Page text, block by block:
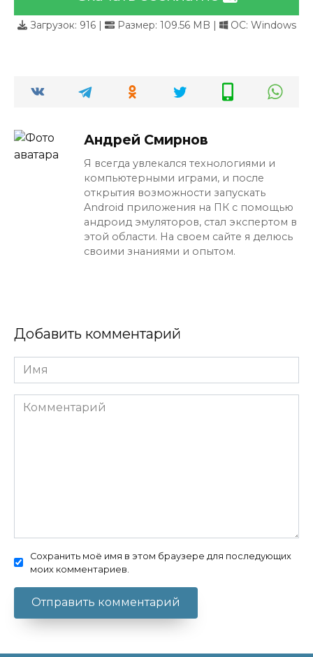
Загрузок: 916| Размер: 109.56 MB | ОС: Windows
Андрей Смирнов
Я всегда увлекался технологиями и
компьютерными играми, и после
открытия возможности запускать
Android приложения на ПК с помощью
андроид эмуляторов, стал экспертом в
этой области. На своем сайте я делюсь
своими знаниями и опытом.
Добавить комментарий
Имя
Комментарий
Сохранить моё имя в этом браузере для последующих
моих комментариев.